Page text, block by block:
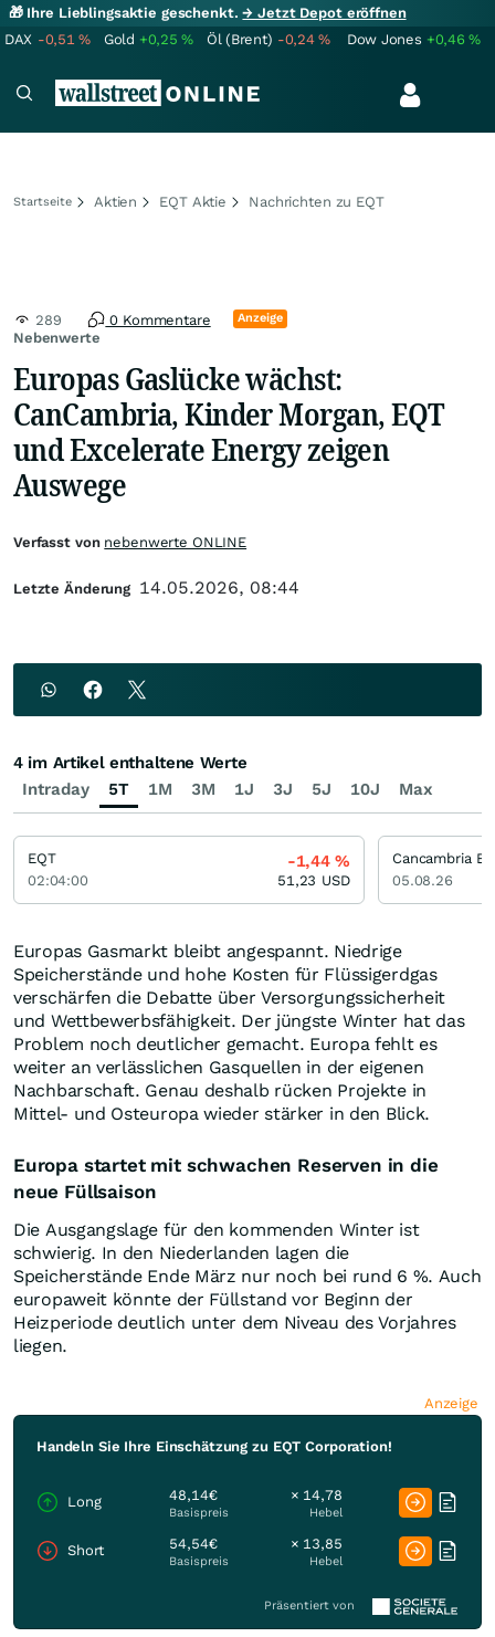
🎁 Ihre Lieblingsaktie geschenkt.→ Jetzt Depot eröffnen
DAX -0,51% Gold +0,25% Öl (Brent) -0,24% Dow Jones +0,46%
Startseite Aktien EQT Aktie Nachrichten zu EQT
Nebenwerte
289 0 Kommentare Anzeige
Europas Gaslücke wächst:
CanCambria, Kinder Morgan, EQT
und Excelerate Energy zeigen
Auswege
Europas Gasmarkt bleibt angespannt. Niedrige
Speicherstände und hohe Kosten für Flüssigerdgas
verschärfen die Debatte über Versorgungssicherheit
und Wettbewerbsfähigkeit. Der jüngste Winter hat das
Problem noch deutlicher gemacht. Europa fehlt es
weiter an verlässlichen Gasquellen in der eigenen
Nachbarschaft. Genau deshalb rücken Projekte in
Mittel- und Osteuropa wieder stärker in den Blick.
Europa startet mit schwachen Reserven in die
neue Füllsaison
Die Ausgangslage für den kommenden Winter ist
schwierig. In den Niederlanden lagen die
Speicherstände Ende März nur noch bei rund 6 %. Auch
europaweit könnte der Füllstand vor Beginn der
Heizperiode deutlich unter dem Niveau des Vorjahres
liegen.
Anzeige
Handeln Sie Ihre Einschätzung zu EQT Corporation!
Long 48,14€
Basispreis
× 14,78
Hebel
Short 54,54€
Basispreis
× 13,85
Hebel
Präsentiert von
Verfasst von nebenwerte ONLINE
Letzte Änderung 14.05.2026, 08:44
Intraday 5T 1M 3M 1J 3J 5J 10J Max
4 im Artikel enthaltene Werte
EQT
02:04:00
-1,44%
51,23 USD
Cancambria
05.08.26